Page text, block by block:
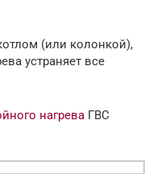
(или колонкой),
устраняет все
нагрева ГВС